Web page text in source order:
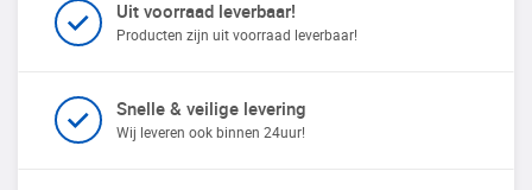
Uit voorraad leverbaar!
Producten zijn uit voorraad leverbaar!
Snelle & veilige levering
Wij leveren ook binnen 24uur!